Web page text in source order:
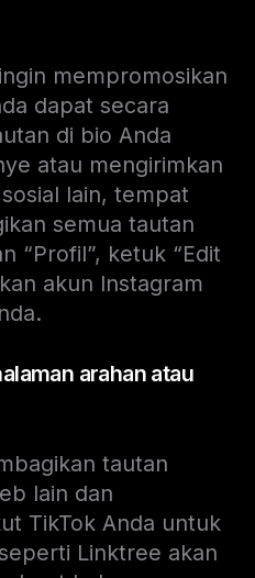
mempromosikan
dapat secara
di bio Anda
atau mengirimkan
lain, tempat
semua tautan
“Profil”, ketuk “Edit
akun Instagram
arahan atau
tautan
lain dan
TikTok Anda untuk
Linktree akan